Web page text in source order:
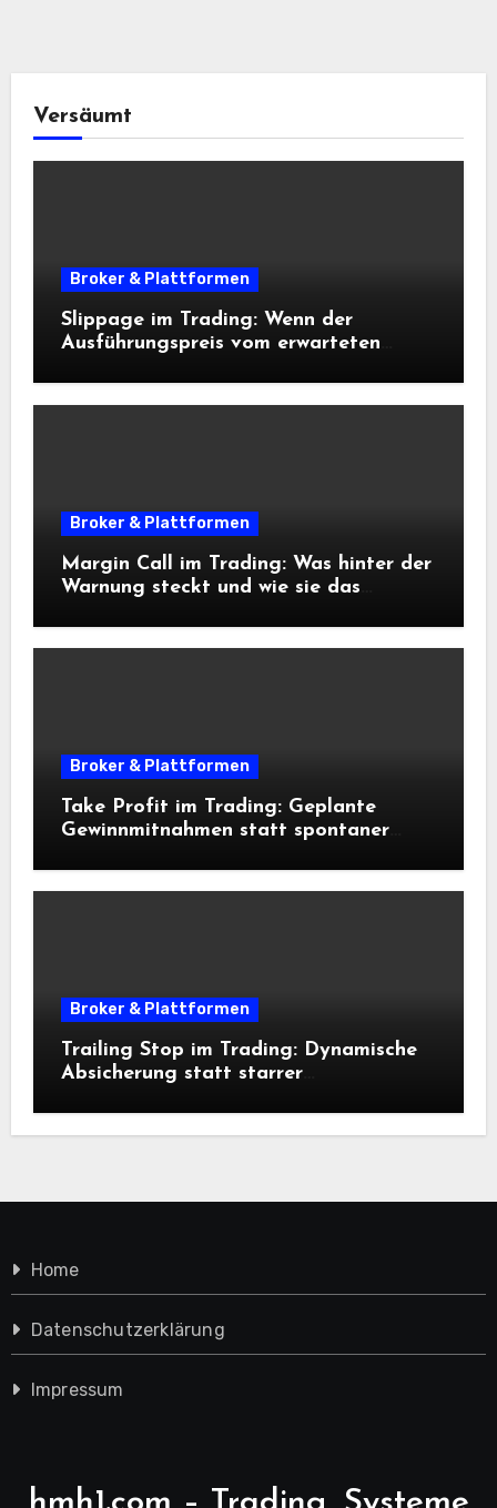
Versäumt
Broker & Plattformen
Slippage im Trading: Wenn der
Ausführungspreis vom erwarteten
Broker & Plattformen
Margin Call im Trading: Was hinter der
Warnung steckt und wie sie das
Broker & Plattformen
Take Profit im Trading: Geplante
Gewinnmitnahmen statt spontaner
Broker & Plattformen
Trailing Stop im Trading: Dynamische
Absicherung statt starrer
Home
Datenschutzerklärung
Impressum